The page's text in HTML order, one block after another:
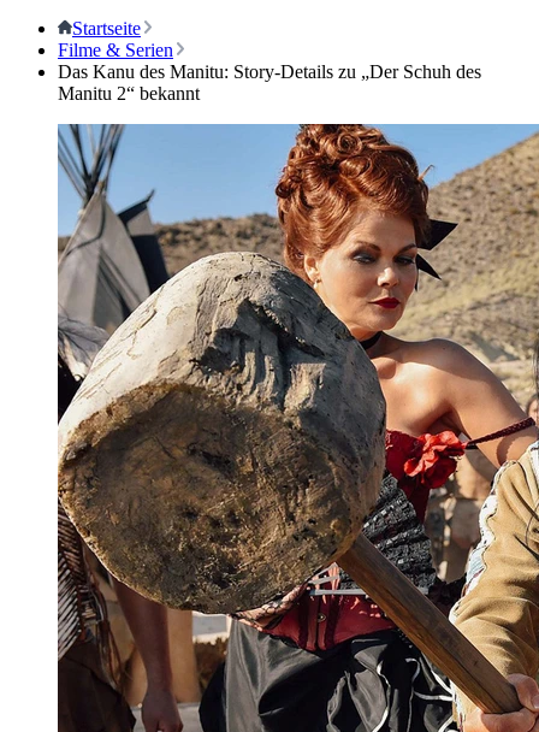
Startseite
Filme & Serien
Das Kanu des Manitu: Story-Details zu „Der Schuh des
Manitu 2“ bekannt